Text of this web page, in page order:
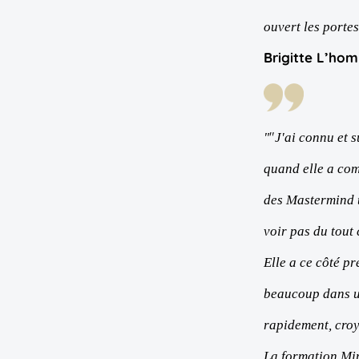
ouvert les
Brigitte
""J'ai connu et
quand elle a
des Mastermind
voir pas du tout
Elle a ce côté
beaucoup dans
rapidement,